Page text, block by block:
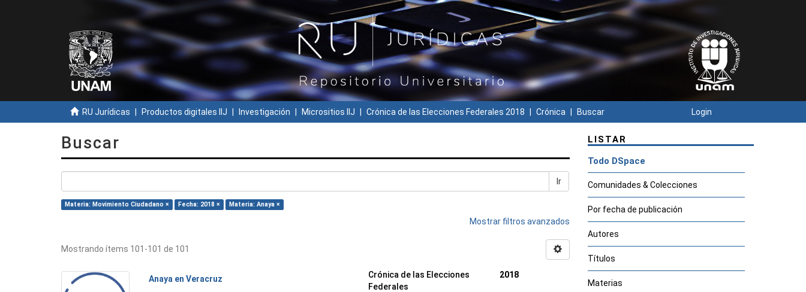
RU Jurídicas Productos digitales IIJ Investigación Micrositios IIJ Crónica de las Elecciones Federales 2018 Crónica Buscar Login
Buscar
Ir
Materia: Movimiento Ciudadano × Fecha: 2018 × Materia: Anaya ×
Mostrar filtros avanzados
Mostrando ítems 101-101 de 101
Anaya en Veracruz
Crónica de las Elecciones
Federales
2018
LISTAR
Todo DSpace
Comunidades & Colecciones
Por fecha de publicación
Autores
Títulos
Materias